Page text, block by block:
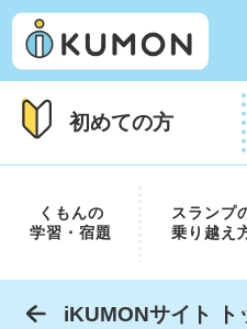
初めての方
くもんの
学習・宿題
スランプ
乗り越え
iKUMONサイト ト